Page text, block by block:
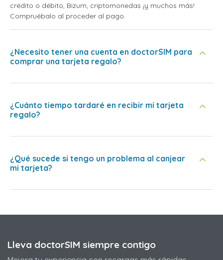
crédito o débito, Bizum, criptomonedas ¡y muchos más!
Compruébalo al proceder al pago.
¿Necesito tener una cuenta en doctorSIM para
comprar una tarjeta regalo?
¿Cuánto tiempo tardaré en recibir mi tarjeta
regalo?
¿Qué sucede si tengo un problema al canjear
mi tarjeta?
Lleva doctorSIM siempre contigo